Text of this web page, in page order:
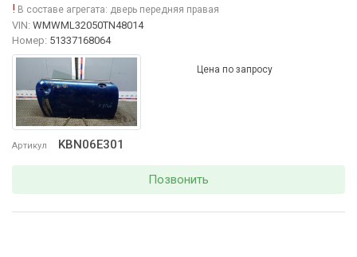
Артикул KBN06E301
! В составе агрегата: дверь передняя правая
VIN: WMWML32050TN48014
Номер: 51337168064
Цена по запросу
Позвонить